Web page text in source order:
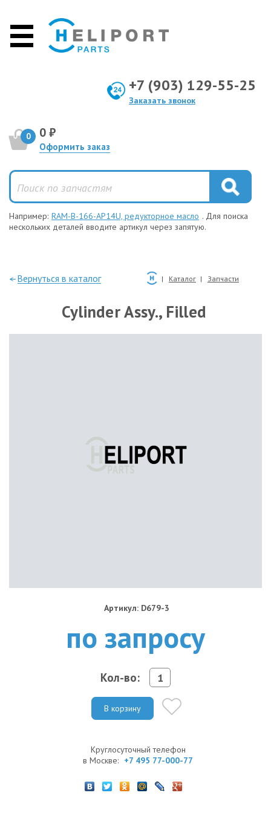
+7 (903) 129-55-25
Заказать звонок
0 0 ₽
Оформить заказ
Например: RAM-B-166-AP14U, редукторное масло . Для поиска
нескольких деталей вводите артикул через запятую.
—Вернуться в каталог Каталог Запчасти
Cylinder Assy., Filled
Артикул: D679-3
по запросу
Кол-во:
В корзину
Круглосуточный телефон
в Москве: +7 495 77-000-77